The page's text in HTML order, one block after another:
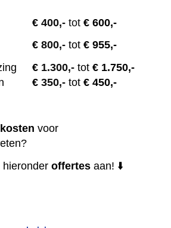
€ 400,- tot € 600,-
€ 800,- tot € 955,-
€ 1.300,- tot € 1.750,-
€ 350,- tot € 450,-
kosten voor
hieronder offertes aan! ⬇️